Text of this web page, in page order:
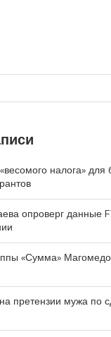
налога» для
опроверг данные
«Сумма»
претензии мужа по